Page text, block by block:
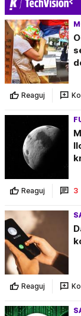
Reaguj
Reaguj 3
Reaguj